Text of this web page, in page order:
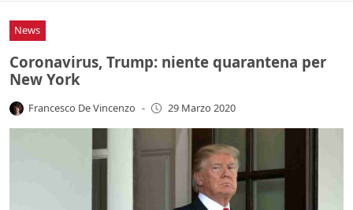
News
Coronavirus, Trump: niente quarantena per
New York
Francesco De Vincenzo - 29 Marzo 2020